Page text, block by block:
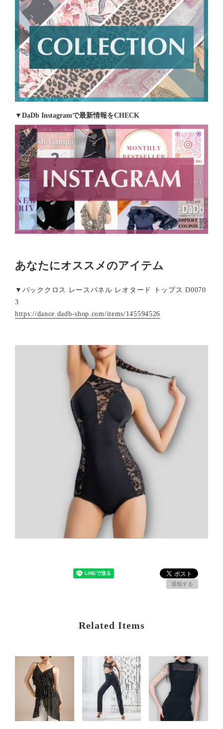
▼DaDb Instagramで最新情報をCHECK
あなたにオススメのアイテム
▼バッククロス レースパネル レオタード トップス D0070
3
https://dance.dadb-shop.com/items/145594526
通報する
Related Items